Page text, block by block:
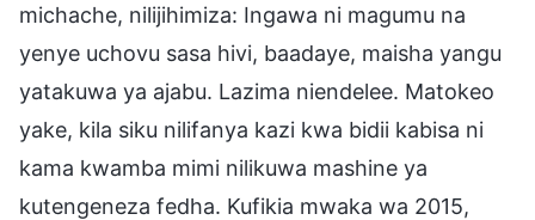
michache, nilijihimiza: Ingawa ni magumu na
yenye uchovu sasa hivi, baadaye, maisha yangu
yatakuwa ya ajabu. Lazima niendelee. Matokeo
yake, kila siku nilifanya kazi kwa bidii kabisa ni
kama kwamba mimi nilikuwa mashine ya
kutengeneza fedha. Kufikia mwaka wa 2015,